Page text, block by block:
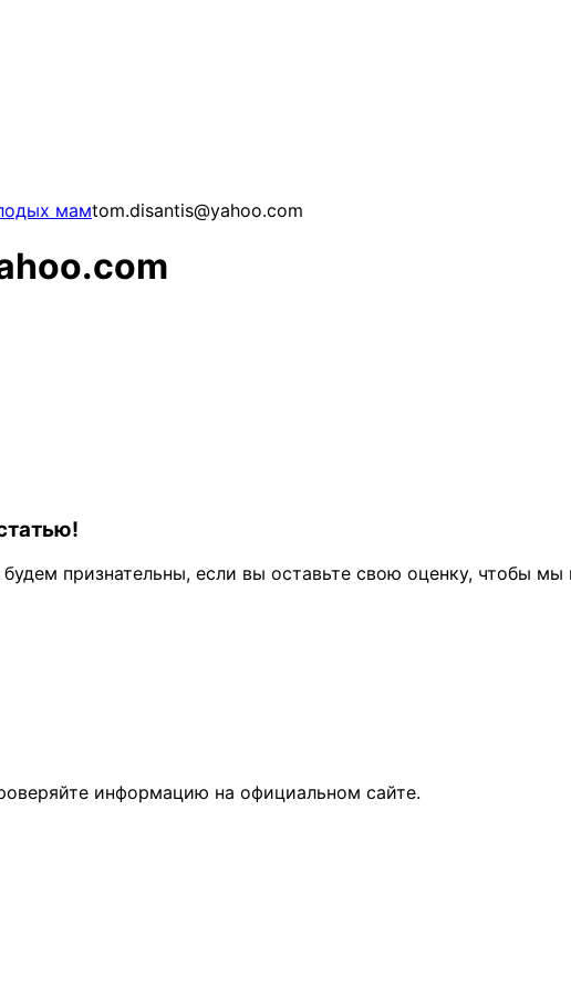
мамtom.disantis@yahoo.com
признательны, если вы оставьте свою оценку, чтобы мы
информацию на официальном сайте.